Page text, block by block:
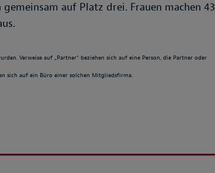
auf Platz drei. Frauen machen 43
Verweise auf „Partner“ beziehen sich auf eine Person, die Partner oder
sich auf ein Büro einer solchen Mitgliedsfirma.